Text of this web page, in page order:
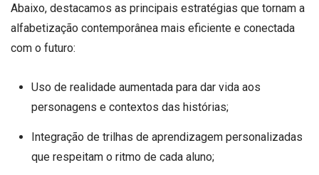
Abaixo, destacamos as principais estratégias que tornam a
alfabetização contemporânea mais eficiente e conectada
com o futuro:
Uso de realidade aumentada para dar vida aos
personagens e contextos das histórias;
Integração de trilhas de aprendizagem personalizadas
que respeitam o ritmo de cada aluno;